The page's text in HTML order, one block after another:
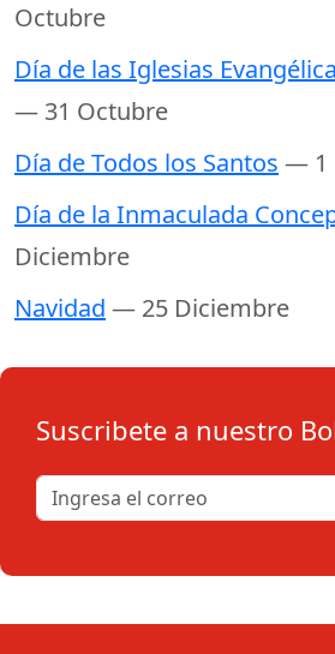
Octubre
Día de las Iglesias
— 31 Octubre
Día de Todos los Santos — 1
Día de la Inmaculada
Diciembre
Navidad — 25 Diciembre
Suscribete a nuestro